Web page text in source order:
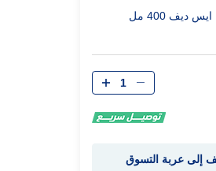
ديف 400 مل
الكمية
إلى عربة التسوق